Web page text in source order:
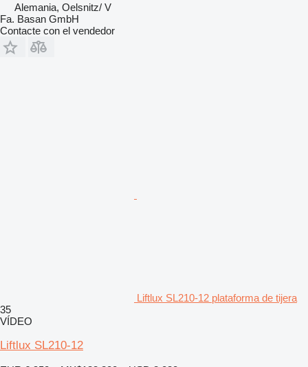
Alemania, Oelsnitz/ V
Fa. Basan GmbH
Contacte con el vendedor
Liftlux SL210-12 plataforma de tijera
35
VÍDEO
Liftlux SL210-12